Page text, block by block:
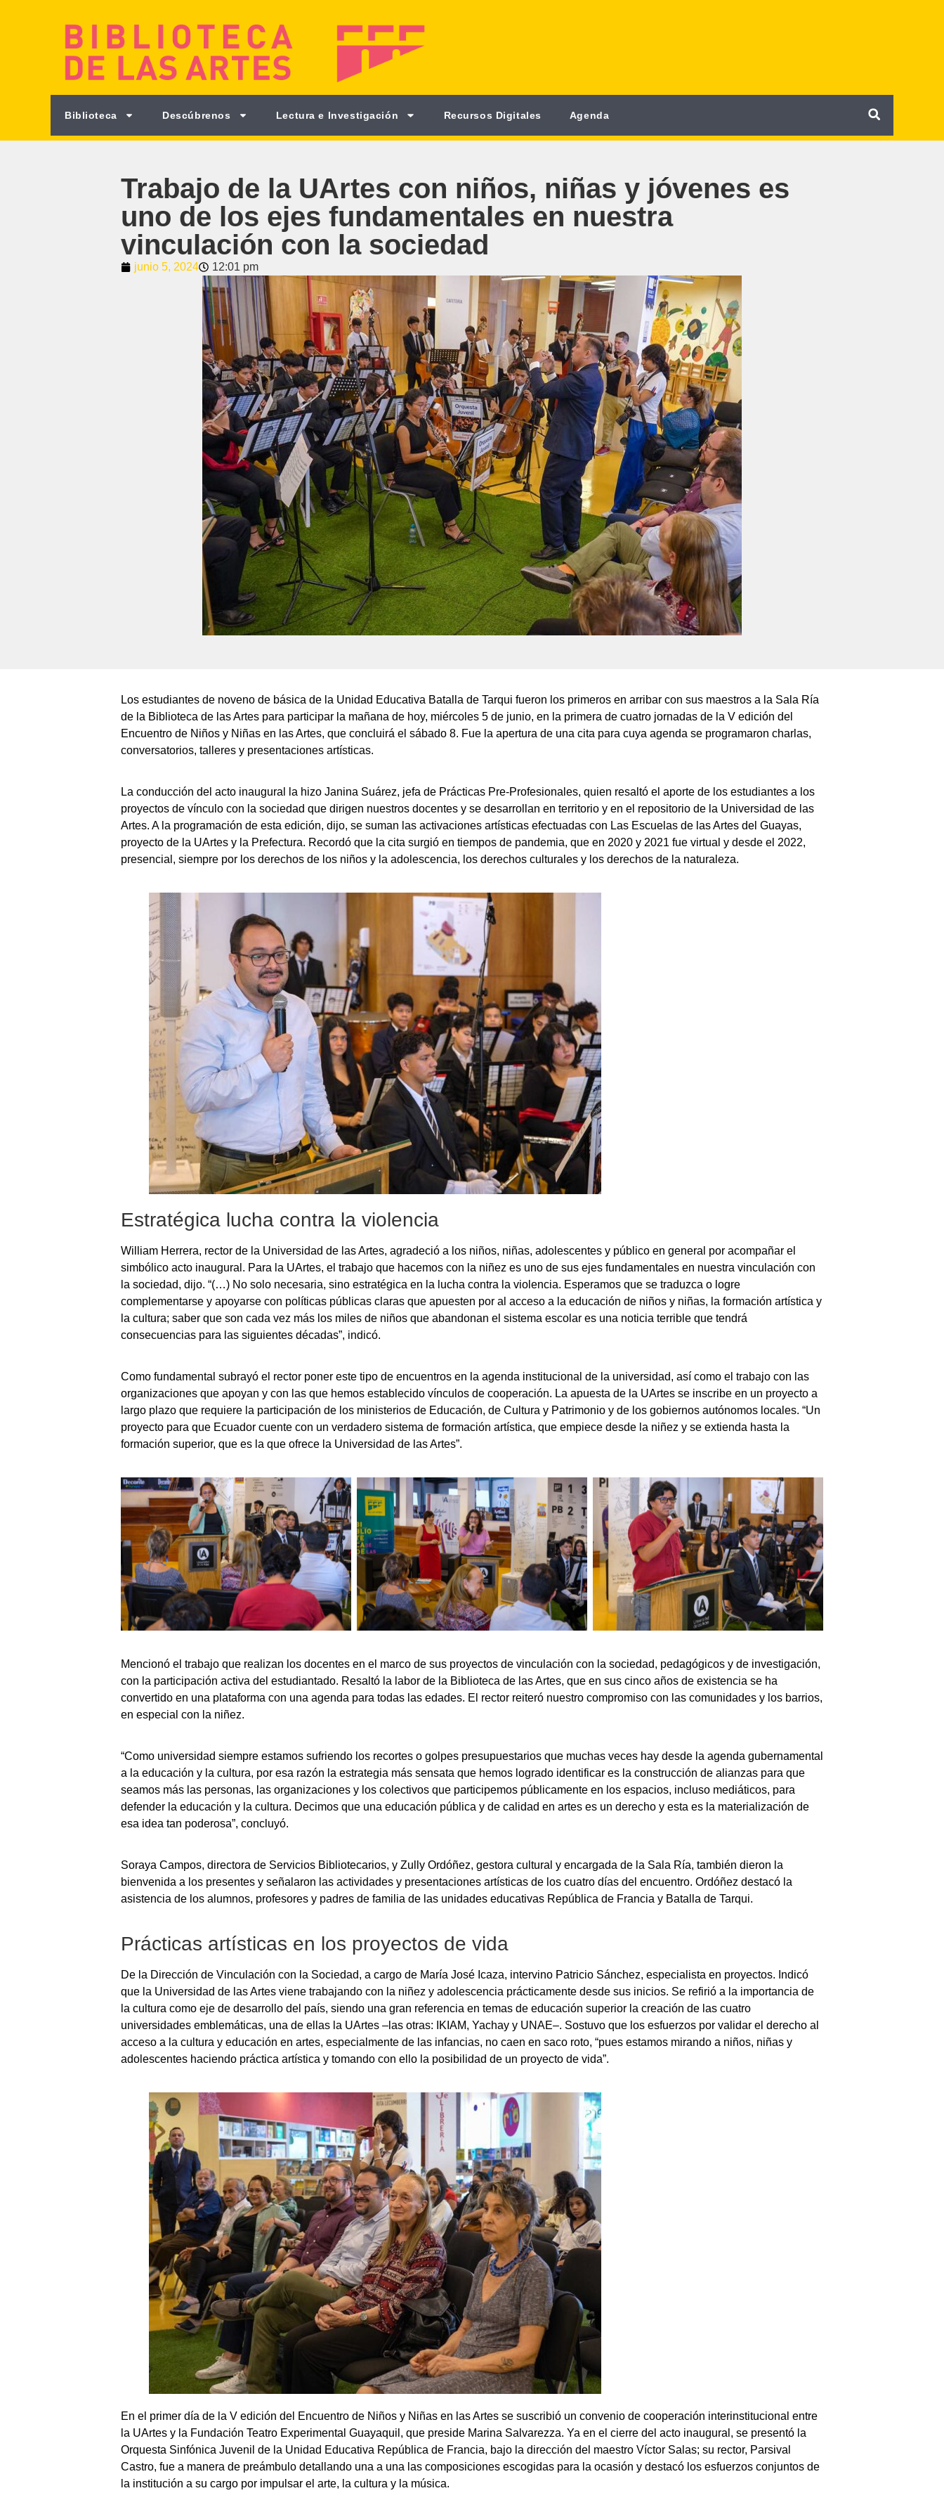
Biblioteca Descúbrenos Lectura e Investigación Recursos Digitales Agenda
Trabajo de la UArtes con niños, niñas y jóvenes es
uno de los ejes fundamentales en nuestra
vinculación con la sociedad
junio 5, 2024 12:01 pm
Los estudiantes de noveno de básica de la Unidad Educativa Batalla de Tarqui fueron los primeros en arribar con sus maestros a la Sala Ría
de la Biblioteca de las Artes para participar la mañana de hoy, miércoles 5 de junio, en la primera de cuatro jornadas de la V edición del
Encuentro de Niños y Niñas en las Artes, que concluirá el sábado 8. Fue la apertura de una cita para cuya agenda se programaron charlas,
conversatorios, talleres y presentaciones artísticas.
La conducción del acto inaugural la hizo Janina Suárez, jefa de Prácticas Pre-Profesionales, quien resaltó el aporte de los estudiantes a los
proyectos de vínculo con la sociedad que dirigen nuestros docentes y se desarrollan en territorio y en el repositorio de la Universidad de las
Artes. A la programación de esta edición, dijo, se suman las activaciones artísticas efectuadas con Las Escuelas de las Artes del Guayas,
proyecto de la UArtes y la Prefectura. Recordó que la cita surgió en tiempos de pandemia, que en 2020 y 2021 fue virtual y desde el 2022,
presencial, siempre por los derechos de los niños y la adolescencia, los derechos culturales y los derechos de la naturaleza.
Estratégica lucha contra la violencia
William Herrera, rector de la Universidad de las Artes, agradeció a los niños, niñas, adolescentes y público en general por acompañar el
simbólico acto inaugural. Para la UArtes, el trabajo que hacemos con la niñez es uno de sus ejes fundamentales en nuestra vinculación con
la sociedad, dijo. “(…) No solo necesaria, sino estratégica en la lucha contra la violencia. Esperamos que se traduzca o logre
complementarse y apoyarse con políticas públicas claras que apuesten por al acceso a la educación de niños y niñas, la formación artística y
la cultura; saber que son cada vez más los miles de niños que abandonan el sistema escolar es una noticia terrible que tendrá
consecuencias para las siguientes décadas”, indicó.
Como fundamental subrayó el rector poner este tipo de encuentros en la agenda institucional de la universidad, así como el trabajo con las
organizaciones que apoyan y con las que hemos establecido vínculos de cooperación. La apuesta de la UArtes se inscribe en un proyecto a
largo plazo que requiere la participación de los ministerios de Educación, de Cultura y Patrimonio y de los gobiernos autónomos locales. “Un
proyecto para que Ecuador cuente con un verdadero sistema de formación artística, que empiece desde la niñez y se extienda hasta la
formación superior, que es la que ofrece la Universidad de las Artes”.
Sin leyenda Sin leyenda Sin leyenda
Mencionó el trabajo que realizan los docentes en el marco de sus proyectos de vinculación con la sociedad, pedagógicos y de investigación,
con la participación activa del estudiantado. Resaltó la labor de la Biblioteca de las Artes, que en sus cinco años de existencia se ha
convertido en una plataforma con una agenda para todas las edades. El rector reiteró nuestro compromiso con las comunidades y los barrios,
en especial con la niñez.
“Como universidad siempre estamos sufriendo los recortes o golpes presupuestarios que muchas veces hay desde la agenda gubernamental
a la educación y la cultura, por esa razón la estrategia más sensata que hemos logrado identificar es la construcción de alianzas para que
seamos más las personas, las organizaciones y los colectivos que participemos públicamente en los espacios, incluso mediáticos, para
defender la educación y la cultura. Decimos que una educación pública y de calidad en artes es un derecho y esta es la materialización de
esa idea tan poderosa”, concluyó.
Soraya Campos, directora de Servicios Bibliotecarios, y Zully Ordóñez, gestora cultural y encargada de la Sala Ría, también dieron la
bienvenida a los presentes y señalaron las actividades y presentaciones artísticas de los cuatro días del encuentro. Ordóñez destacó la
asistencia de los alumnos, profesores y padres de familia de las unidades educativas República de Francia y Batalla de Tarqui.
Prácticas artísticas en los proyectos de vida
De la Dirección de Vinculación con la Sociedad, a cargo de María José Icaza, intervino Patricio Sánchez, especialista en proyectos. Indicó
que la Universidad de las Artes viene trabajando con la niñez y adolescencia prácticamente desde sus inicios. Se refirió a la importancia de
la cultura como eje de desarrollo del país, siendo una gran referencia en temas de educación superior la creación de las cuatro
universidades emblemáticas, una de ellas la UArtes –las otras: IKIAM, Yachay y UNAE–. Sostuvo que los esfuerzos por validar el derecho al
acceso a la cultura y educación en artes, especialmente de las infancias, no caen en saco roto, “pues estamos mirando a niños, niñas y
adolescentes haciendo práctica artística y tomando con ello la posibilidad de un proyecto de vida”.
En el primer día de la V edición del Encuentro de Niños y Niñas en las Artes se suscribió un convenio de cooperación interinstitucional entre
la UArtes y la Fundación Teatro Experimental Guayaquil, que preside Marina Salvarezza. Ya en el cierre del acto inaugural, se presentó la
Orquesta Sinfónica Juvenil de la Unidad Educativa República de Francia, bajo la dirección del maestro Víctor Salas; su rector, Parsival
Castro, fue a manera de preámbulo detallando una a una las composiciones escogidas para la ocasión y destacó los esfuerzos conjuntos de
la institución a su cargo por impulsar el arte, la cultura y la música.